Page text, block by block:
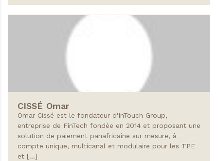
CISSÉ Omar
Omar Cissé est le fondateur d'InTouch Group,
entreprise de FinTech fondée en 2014 et proposant une
solution de paiement panafricaine sur mesure, à
compte unique, multicanal et modulaire pour les TPE
et […]